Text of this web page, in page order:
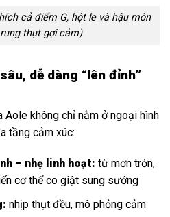
cả điểm G, hột le và hậu môn
thụt gợi cảm)
dễ dàng “lên đỉnh”
không chỉ nằm ở ngoại hình
tầng cảm xúc:
– nhẹ linh hoạt: từ mơn trớn,
cơ thể co giật sung sướng
nhịp thụt đều, mô phỏng cảm